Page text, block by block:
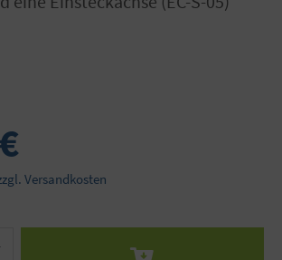
Versandkosten
Gib den gewünschten Wert